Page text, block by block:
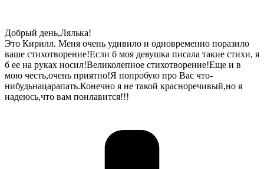
Добрый день,Лялька!
Это Кирилл. Меня очень удивило и одновременно поразило
ваше стихотворение!Если б моя девушка писала такие стихи, я
б ее на руках носил!Великолепное стихотворение!Еще и в
мою честь,очень приятно!Я попробую про Вас что-
нибудьнацарапать.Конечно я не такой красноречивый,но я
надеюсь,что вам понлавится!!!